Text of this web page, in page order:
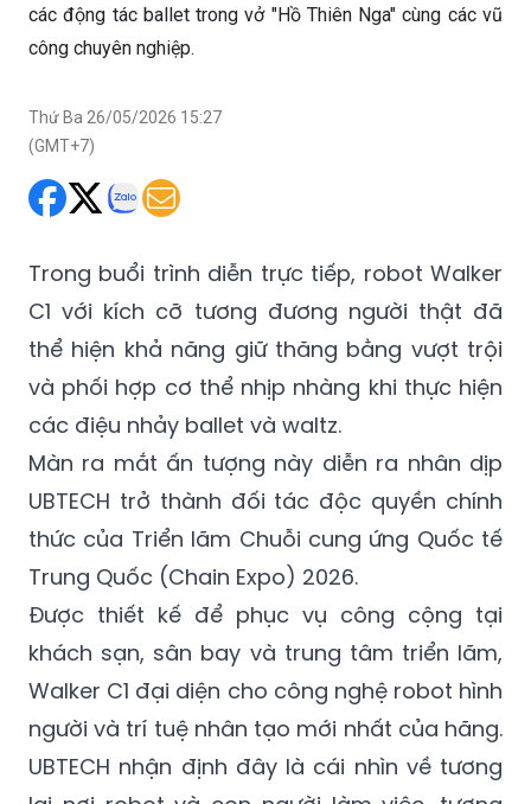
Thứ Ba 26/05/2026 15:27
Trong buổi trình diễn trực tiếp, robot Walker
thể hiện khả năng giữ thăng bằng vượt trội
và phối hợp cơ thể nhịp nhàng khi thực hiện
các điệu nhảy ballet và waltz.
Màn ra mắt ấn tượng này diễn ra nhân dịp
UBTECH trở thành đối tác độc quyền chính
thức của Triển lãm Chuỗi cung ứng Quốc tế
Trung Quốc (Chain Expo) 2026.
Được thiết kế để phục vụ công cộng tại
khách sạn, sân bay và trung tâm triển lãm,
Walker C1 đại diện cho công nghệ robot hình
người và trí tuệ nhân tạo mới nhất của hãng.
UBTECH nhận định đây là cái nhìn về tương
lai nơi robot và con người làm việc, tương
tác và sống hòa hợp với nhau.